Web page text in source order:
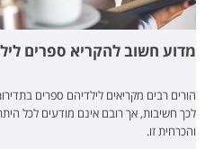
מדוע חשוב להקריא ספרים
הורים רבים מקריאים לילדיהם ספרים
לכך חשיבות, אך רובם אינם מודעים לכל
והכרחית זו.